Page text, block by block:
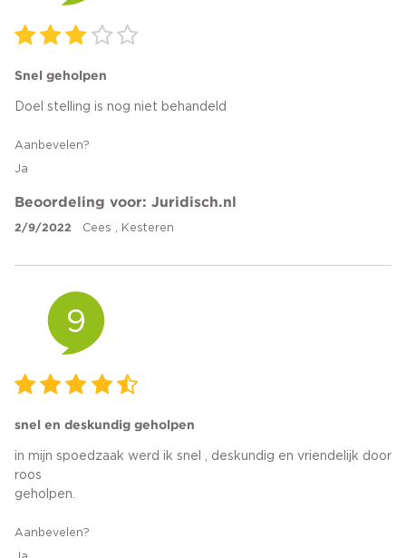
Snel geholpen
Doel stelling is nog niet behandeld
Aanbevelen?
Ja
Beoordeling voor: Juridisch.nl
2/9/2022 Cees , Kesteren
9
snel en deskundig geholpen
in mijn spoedzaak werd ik snel , deskundig en vriendelijk door
roos
geholpen.
Aanbevelen?